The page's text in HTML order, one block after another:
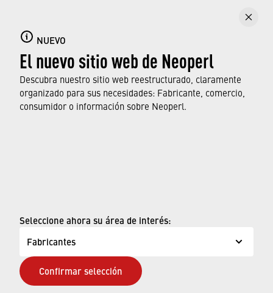
NUEVO
El nuevo sitio web de Neoperl
Descubra nuestro sitio web reestructurado, claramente
organizado para sus necesidades: Fabricante, comercio,
consumidor o información sobre Neoperl.
Seleccione ahora su área de interés:
Fabricantes
Confirmar selección
Términos de uso
ADA Declaración de Accesibilidad